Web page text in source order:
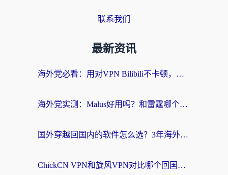
联系我们
最新资讯
海外党必看：用对VPN Bilibili不卡顿，英国玩国内游戏也丝滑——2026回国加速器选择指南
海外党实测：Malus好用吗？和雷霆哪个好？+ 3款热门加速器深度对比
国外穿越回国内的软件怎么选？3年海外党亲测实用指南，告别地域限制
ChickCN VPN和旋风VPN对比哪个回国效果更好？海外党实测回国内网神器指南